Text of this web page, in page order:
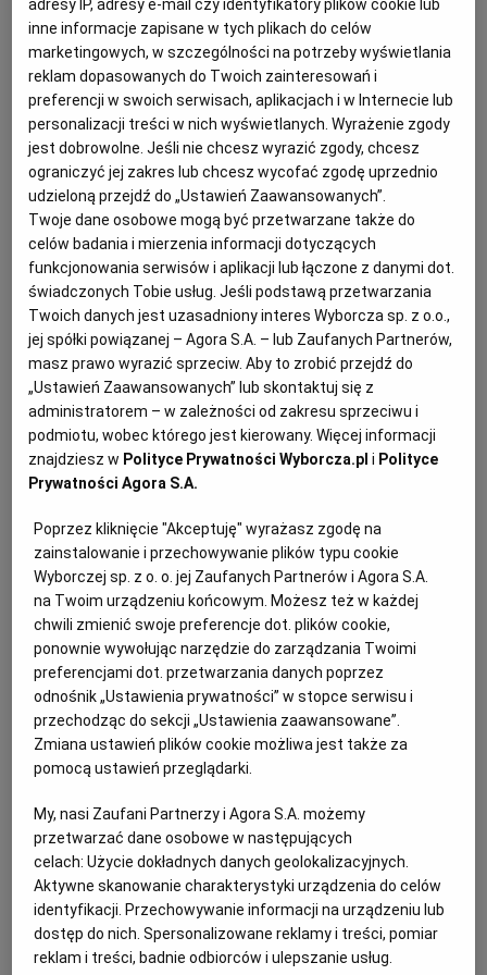
RZESZÓW
SOSNOWIEC
SZCZECIN
TORUŃ
TRÓJMIASTO
WAŁBRZYCH
WARSZAWA
WROCŁAW
ZAKOPANE
ZIELONA GÓRA
białymi sosami i koperkiem.
Wiara w moc szparagów
Ale choć szparagi lubimy coraz bardziej, to wciąż jemy
ich bardzo mało. Uprawiamy - 4 - 5 tys. ton. Dla
porównania Niemcy aż 120 tys. ton. Nie ma się co
dziwić. Żeby zostać producentem z prawdziwego
zdarzenia, trzeba na początku zainwestować sporo
pieniędzy. Pierwsze szparagowe żniwa można
przeprowadzić dopiero w trzecim roku od założenia
uprawy.
Skomplikowana i droga uprawa sprawiała, że szparagi
gościły raczej na możnych stołach, za to nieprzerwanie
zwracali uwagę na ich falliczny kształt nadając im moc
afrodyzjaku.
Ostrożniejsza Maria Disslowa, lwowska autorka książek
kulinarnych pisała: "Dodany do gotowania kawałek
masła podnosi smak szparagów i czyni je
delikatniejszymi. Szlachetne gatunki z dobrej gleby
gotują się bardzo prędko. Ustawić można szparagi
pionowo w garnku, aby łebki wystawały ponad wodę,
ugotują się w parze i nie rozlecą się. Ugotowane
szparagi odcedzić dokładnie, nałożyć na 2 końce
długiego półmiska, polać masłem z zrumienioną
bułeczką, przybrać zieloną sałatą".
adresy IP, adresy e-mail czy identyfikatory plików cookie lub
inne informacje zapisane w tych plikach do celów
marketingowych, w szczególności na potrzeby wyświetlania
reklam dopasowanych do Twoich zainteresowań i
preferencji w swoich serwisach, aplikacjach i w Internecie lub
personalizacji treści w nich wyświetlanych. Wyrażenie zgody
jest dobrowolne. Jeśli nie chcesz wyrazić zgody, chcesz
ograniczyć jej zakres lub chcesz wycofać zgodę uprzednio
udzieloną przejdź do „Ustawień Zaawansowanych”.
Twoje dane osobowe mogą być przetwarzane także do
celów badania i mierzenia informacji dotyczących
funkcjonowania serwisów i aplikacji lub łączone z danymi dot.
świadczonych Tobie usług. Jeśli podstawą przetwarzania
Twoich danych jest uzasadniony interes Wyborcza sp. z o.o.,
jej spółki powiązanej – Agora S.A. – lub Zaufanych Partnerów,
masz prawo wyrazić sprzeciw. Aby to zrobić przejdź do
„Ustawień Zaawansowanych” lub skontaktuj się z
administratorem – w zależności od zakresu sprzeciwu i
podmiotu, wobec którego jest kierowany. Więcej informacji
znajdziesz w Polityce Prywatności Wyborcza.pl i Polityce
Prywatności Agora S.A.
Poprzez kliknięcie "Akceptuję" wyrażasz zgodę na
zainstalowanie i przechowywanie plików typu cookie
Wyborczej sp. z o. o. jej Zaufanych Partnerów i Agora S.A.
na Twoim urządzeniu końcowym. Możesz też w każdej
chwili zmienić swoje preferencje dot. plików cookie,
ponownie wywołując narzędzie do zarządzania Twoimi
preferencjami dot. przetwarzania danych poprzez
odnośnik „Ustawienia prywatności” w stopce serwisu i
przechodząc do sekcji „Ustawienia zaawansowane”.
Zmiana ustawień plików cookie możliwa jest także za
pomocą ustawień przeglądarki.
My, nasi Zaufani Partnerzy i Agora S.A. możemy
przetwarzać dane osobowe w następujących
celach:Użycie dokładnych danych geolokalizacyjnych.
Aktywne skanowanie charakterystyki urządzenia do celów
identyfikacji. Przechowywanie informacji na urządzeniu lub
dostęp do nich. Spersonalizowane reklamy i treści, pomiar
reklam i treści, badnie odbiorców i ulepszanie usług.